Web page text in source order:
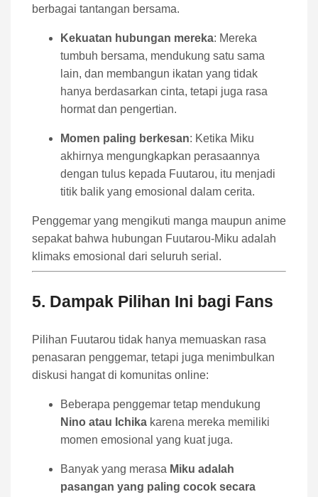
berbagai tantangan bersama.
Kekuatan hubungan mereka: Mereka
tumbuh bersama, mendukung satu sama
lain, dan membangun ikatan yang tidak
hanya berdasarkan cinta, tetapi juga rasa
hormat dan pengertian.
Momen paling berkesan: Ketika Miku
akhirnya mengungkapkan perasaannya
dengan tulus kepada Fuutarou, itu menjadi
titik balik yang emosional dalam cerita.
Penggemar yang mengikuti manga maupun anime
sepakat bahwa hubungan Fuutarou-Miku adalah
klimaks emosional dari seluruh serial.
5. Dampak Pilihan Ini bagi Fans
Pilihan Fuutarou tidak hanya memuaskan rasa
penasaran penggemar, tetapi juga menimbulkan
diskusi hangat di komunitas online:
Beberapa penggemar tetap mendukung
Nino atau Ichika karena mereka memiliki
momen emosional yang kuat juga.
Banyak yang merasa Miku adalah
pasangan yang paling cocok secara